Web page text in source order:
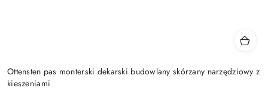
Ottensten pas monterski dekarski budowlany skórzany narzędziowy z
kieszeniami